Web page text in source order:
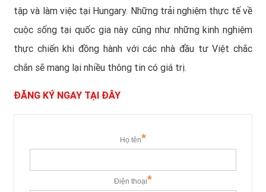
tập và làm việc tại Hungary. Những trải nghiệm thực tế về
cuộc sống tại quốc gia này cũng như những kinh nghiệm
thực chiến khi đồng hành với các nhà đầu tư Việt chắc
chắn sẽ mang lại nhiều thông tin có giá trị.
ĐĂNG KÝ NGAY TẠI ĐÂY